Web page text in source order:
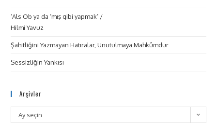
‘Als Ob ya da ‘mış gibi yapmak’ /
Hilmi Yavuz
Şahitliğini Yazmayan Hatıralar, Unutulmaya Mahkûmdur
Sessizliğin Yankısı
Arşivler
Ay seçin